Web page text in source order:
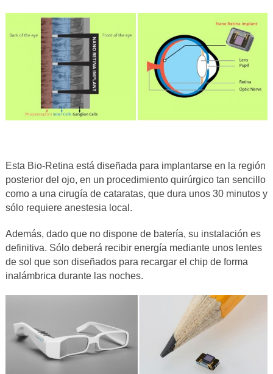
Esta Bio-Retina está diseñada para implantarse en la región
posterior del ojo, en un procedimiento quirúrgico tan sencillo
como a una cirugía de cataratas, que dura unos 30 minutos y
sólo requiere anestesia local.
Además, dado que no dispone de batería, su instalación es
definitiva. Sólo deberá recibir energía mediante unos lentes
de sol que son diseñados para recargar el chip de forma
inalámbrica durante las noches.